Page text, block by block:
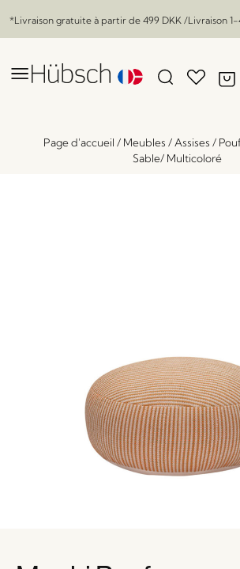
*Livraison gratuite à partir de 499 DKK /Livraison
Page d'accueil / Meubles / Assises /
Sable/ Multicoloré